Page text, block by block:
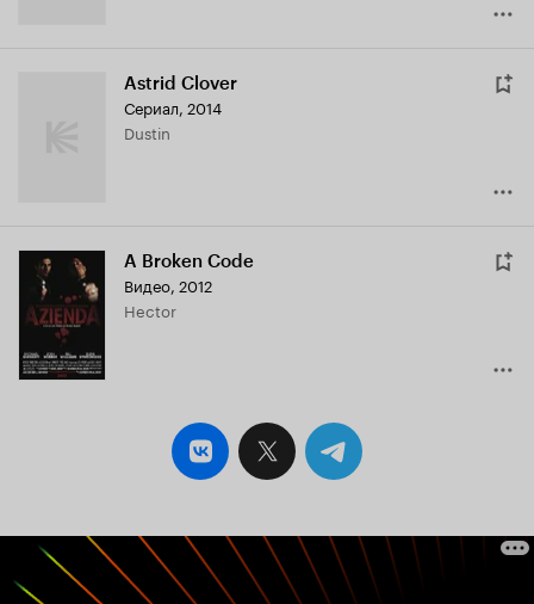
Astrid Clover
Сериал, 2014
Dustin
A Broken Code
Видео, 2012
Hector